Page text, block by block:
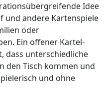
Idee
und andere Kartenspiele
oder
Ein offener Kartel-
dass unterschiedliche
den Tisch kommen und
und ohne